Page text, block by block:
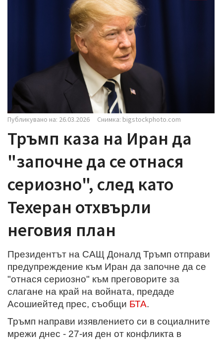
Публикувано на: 26.03.2026 Снимка: bigstockphoto.com
Тръмп каза на Иран да
"започне да се отнася
сериозно", след като
Техеран отхвърли
неговия план
Президентът на САЩ Доналд Тръмп отправи
предупреждение към Иран да започне да се
"отнася сериозно" към преговорите за
слагане на край на войната, предаде
Асошиейтед прес, съобщи БТА.
Тръмп направи изявлението си в социалните
мрежи днес - 27-ия ден от конфликта в